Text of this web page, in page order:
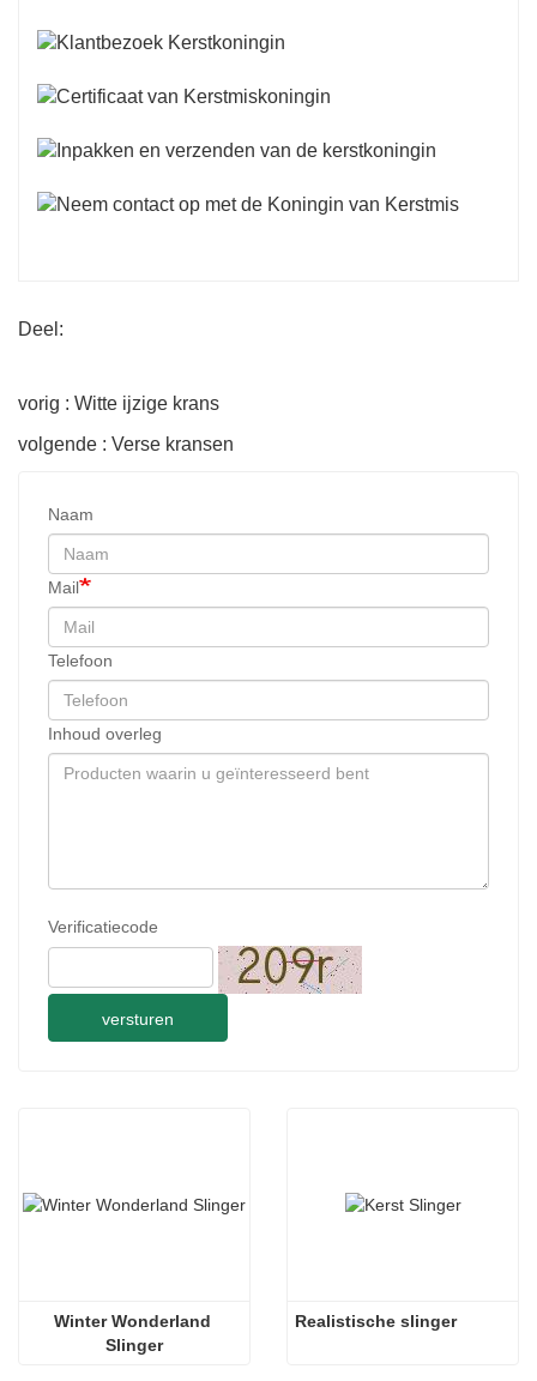
Deel:
vorig : Witte ijzige krans
volgende : Verse kransen
Naam
Mail
Telefoon
Inhoud overleg
Verificatiecode
versturen
Winter Wonderland
Slinger
Realistische slinger